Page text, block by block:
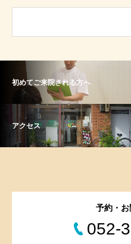
初めてご来院される方へ
アクセス
予約・
052-